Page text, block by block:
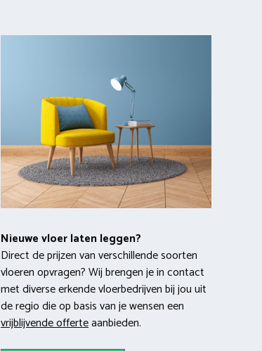
Nieuwe vloer laten leggen?
Direct de prijzen van verschillende soorten
vloeren opvragen? Wij brengen je in contact
met diverse erkende vloerbedrijven bij jou uit
de regio die op basis van je wensen een
vrijblijvende offerteaanbieden.